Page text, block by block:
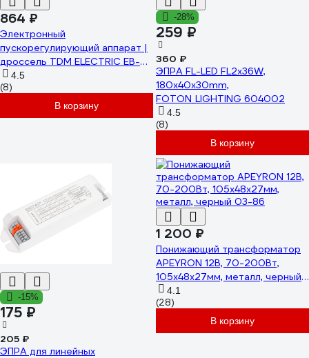
864 ₽
Электронный
пускорегулирующий аппарат |
дроссель TDM ELECTRIC EB-
T8-236-EA2 SQ0339-0004
4.5
(8)
В корзину
-28%
259 ₽
360 ₽
ЭПРА FL-LED FL2x36W,
180x40x30mm,
FOTON_LIGHTING 604002
4.5
(8)
В корзину
-15%
175 ₽
205 ₽
ЭПРА для линейных
1 200 ₽
Понижающий трансформатор
APEYRON 12В, 70-200Вт,
105х48х27мм, металл, черный
03-86
4.1
(28)
В корзину